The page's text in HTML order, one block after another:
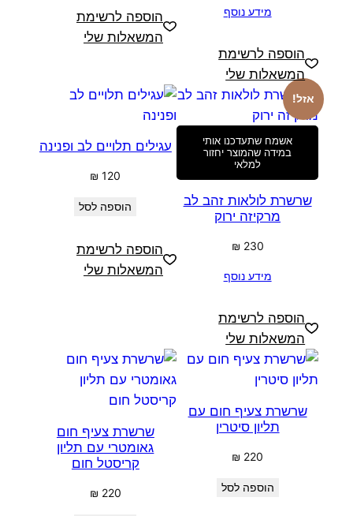
מידע נוסף
הוספה לרשימת
המשאלות שלי
הוספה לרשימת
המשאלות שלי
אזל!
אשמח שתעדכנו אותי
במידה שהמוצר יחזור
למלאי
שרשרת לולאות זהב לב
מרקיזה ירוק
₪ 230
מידע נוסף
הוספה לרשימת
המשאלות שלי
עגילים תלויים לב ופנינה
₪ 120
הוספה לסל
הוספה לרשימת
המשאלות שלי
שרשרת צעיף חום עם
תליון סיטרין
₪ 220
הוספה לסל
שרשרת צעיף חום
גאומטרי עם תליון
קריסטל חום
₪ 220